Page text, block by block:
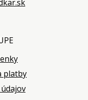
platby